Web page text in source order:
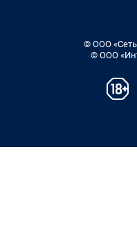
© ООО «Сеть
© ООО